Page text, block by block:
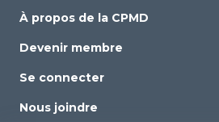
À propos de la CPMD
Devenir membre
Se connecter
Nous joindre